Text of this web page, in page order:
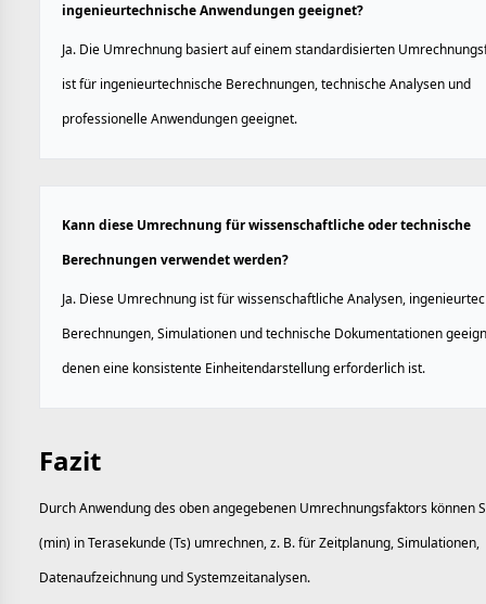
ingenieurtechnische Anwendungen geeignet?
Ja. Die Umrechnung basiert auf einem standardisierten
ist für ingenieurtechnische Berechnungen, technische Analysen und
professionelle Anwendungen geeignet.
Kann diese Umrechnung für wissenschaftliche oder technische
Berechnungen verwendet werden?
Ja. Diese Umrechnung ist für wissenschaftliche Analysen,
Berechnungen, Simulationen und technische Dokumentationen
denen eine konsistente Einheitendarstellung erforderlich ist.
Fazit
Durch Anwendung des oben angegebenen Umrechnungsfaktors können
(min) in Terasekunde (Ts) umrechnen, z. B. für Zeitplanung, Simulationen,
Datenaufzeichnung und Systemzeitanalysen.